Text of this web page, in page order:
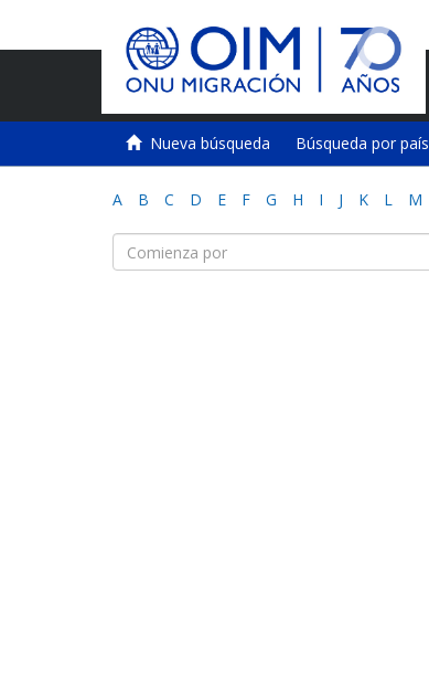
Nueva búsqueda Búsqueda por país
A B C D E F G H I J K L M